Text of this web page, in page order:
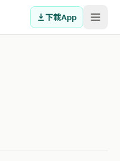
下載App